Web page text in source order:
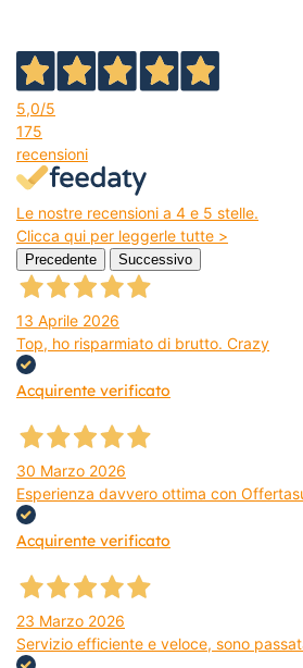
5,0/5
175
recensioni
Le nostre recensioni a 4 e 5 stelle.
Clicca qui per leggerle tutte >
Precedente Successivo
13 Aprile 2026
Top, ho risparmiato di brutto. Crazy
Acquirente verificato
30 Marzo 2026
Esperienza davvero ottima con
Acquirente verificato
23 Marzo 2026
Servizio efficiente e veloce, sono